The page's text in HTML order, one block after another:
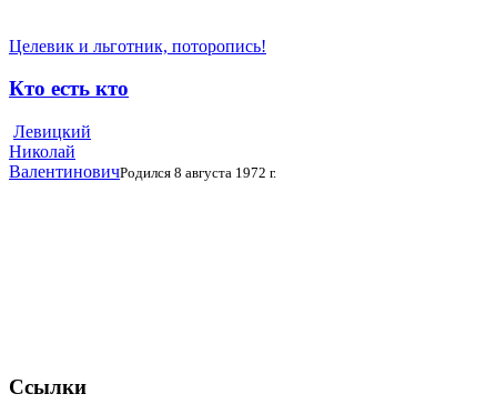
Целевик и льготник, поторопись!
Кто есть кто
Левицкий
Николай
ВалентиновичРодился 8 августа 1972 г.
Ссылки